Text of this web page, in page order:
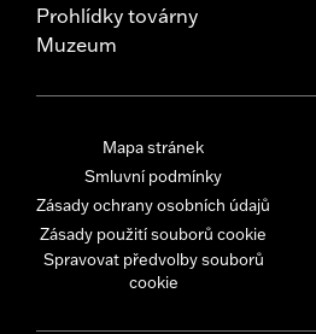
Prohlídky továrny
Muzeum
Mapa stránek
Smluvní podmínky
Zásady ochrany osobních údajů
Zásady použití souborů cookie
Spravovat předvolby souborů
cookie